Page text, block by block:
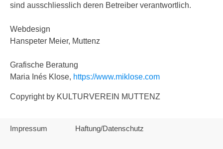
sind ausschliesslich deren Betreiber verantwortlich.
Webdesign
Hanspeter Meier, Muttenz
Grafische Beratung
Maria Inés Klose, https://www.miklose.com
Copyright by KULTURVEREIN MUTTENZ
Impressum Haftung/Datenschutz